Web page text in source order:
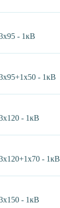
- 1кВ
- 1кВ
- 1кВ
- 1кВ
- 1кВ